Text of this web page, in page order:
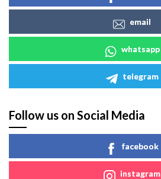
email
whatsapp
telegram
Follow us on Social Media
facebook
instagram